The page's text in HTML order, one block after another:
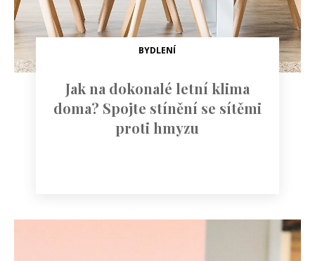
BYDLENÍ
Jak na dokonalé letní klima
doma? Spojte stínění se sítěmi
proti hmyzu